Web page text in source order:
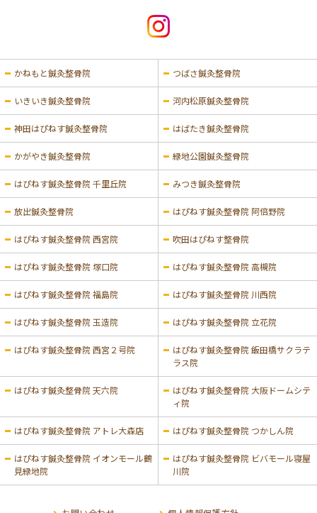
かねもと鍼灸整骨院 つばさ鍼灸整骨院
いきいき鍼灸整骨院 河内松原鍼灸整骨院
神田はぴねす鍼灸整骨院 はばたき鍼灸整骨院
かがやき鍼灸整骨院 緑地公園鍼灸整骨院
はぴねす鍼灸整骨院 千里丘院 みつき鍼灸整骨院
放出鍼灸整骨院 はぴねす鍼灸整骨院 阿倍野院
はぴねす鍼灸整骨院 西宮院 吹田はぴねす整骨院
はぴねす鍼灸整骨院 塚口院 はぴねす鍼灸整骨院 高槻院
はぴねす鍼灸整骨院 福島院 はぴねす鍼灸整骨院 川西院
はぴねす鍼灸整骨院 玉造院 はぴねす鍼灸整骨院 立花院
はぴねす鍼灸整骨院 西宮２号院
はぴねす鍼灸整骨院 飯田橋サクラテ
ラス院
はぴねす鍼灸整骨院 天六院
はぴねす鍼灸整骨院 大阪ドームシテ
ィ院
はぴねす鍼灸整骨院 アトレ大森店 はぴねす鍼灸整骨院 つかしん院
はぴねす鍼灸整骨院 イオンモール鶴
見緑地院
はぴねす鍼灸整骨院 ビバモール寝屋
川院